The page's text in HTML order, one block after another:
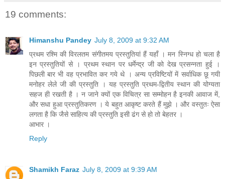
19 comments:
Himanshu Pandey July 8, 2009 at 9:32 AM
प्रथम रश्मि की विरलतम संगीतमय प्रस्तुतियां हैं यहाँ । मन स्निग्ध हो चला है
इन प्रस्तुतियों से । प्रथम स्थान पर धर्मेन्द्र जी को देख प्रसन्नता हुई ।
पिछली बार भी वह प्रभावित कर गये थे । अन्य प्रविष्टियों में सर्वाधिक छू गयी
मनोहर लेले जी की प्रस्तुति । यह प्रस्तुति प्रथम-द्वितीय स्थान की योग्यता
सहज ही रखती है । न जाने क्यों एक विचित्र सा सम्मोहन है इनकी आवाज में,
और सधा हुआ प्रस्तुतिकरण । ये बहुत आकृष्ट करते हैं मुझे । और वस्तुतः ऐसा
लगता है कि जैसे साहित्य की प्रस्तुति इसी ढंग से हो तो बेहतर ।
आभार ।
Reply
Shamikh Faraz July 8, 2009 at 9:39 AM